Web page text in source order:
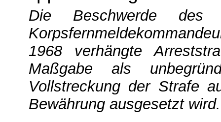
Die Beschwerde
1968 verhängte
Maßgabe als
Vollstreckung der Strafe
Bewährung ausgesetzt wird.